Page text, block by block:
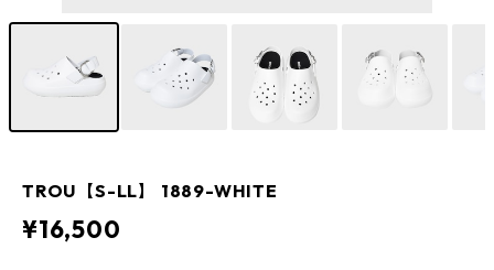
TROU【S-LL】 1889-WHITE
¥16,500